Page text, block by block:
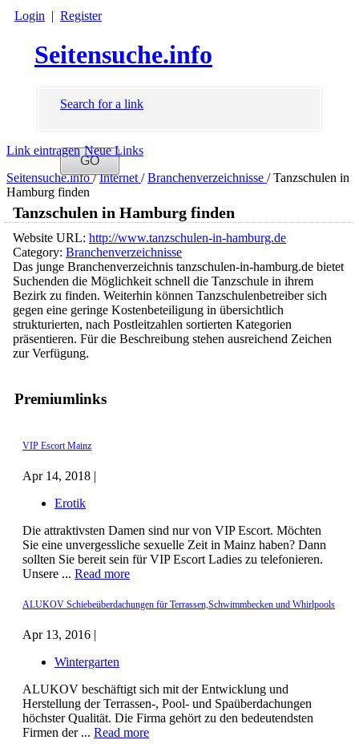
Login | Register
Seitensuche.info
Search for a link
Link eintragen Neue Links
Seitensuche.info/ Internet/ Branchenverzeichnisse / Tanzschulen in
Hamburg finden
Premiumlinks
VIP Escort Mainz
Apr 14, 2018 |
Erotik
Die attraktivsten Damen sind nur von VIP Escort. Möchten
Sie eine unvergessliche sexuelle Zeit in Mainz haben? Dann
sollten Sie bereit sein für VIP Escort Ladies zu telefonieren.
Unsere ... Read more
ALUKOV Schiebeüberdachungen für Terrassen,Schwimmbecken und Whirlpools
Apr 13, 2016 |
Wintergarten
ALUKOV beschäftigt sich mit der Entwicklung und
Herstellung der Terrassen-, Pool- und Spaüberdachungen
höchster Qualität. Die Firma gehört zu den bedeutendsten
Firmen der ... Read more
Tanzschulen in Hamburg finden
Website URL: http://www.tanzschulen-in-hamburg.de
Category: Branchenverzeichnisse
Das junge Branchenverzeichnis tanzschulen-in-hamburg.de bietet
Suchenden die Möglichkeit schnell die Tanzschule in ihrem
Bezirk zu finden. Weiterhin können Tanzschulenbetreiber sich
gegen eine geringe Kostenbeteiligung in übersichtlich
strukturierten, nach Postleitzahlen sortierten Kategorien
präsentieren. Für die Beschreibung stehen ausreichend Zeichen
zur Verfügung.